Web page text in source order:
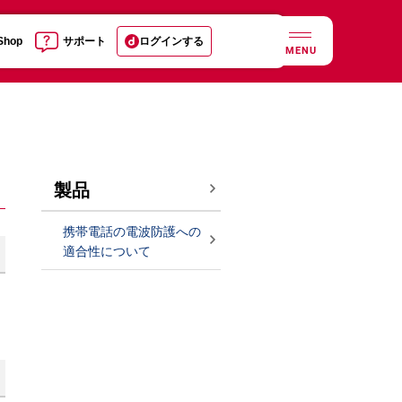
サポート ログインする
MENU
製品
携帯電話の電波防護への
適合性について